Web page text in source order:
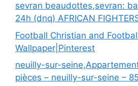
sevran beaudottes,sevran:
24h (dnq) AFRICAN
Football Christian and
Wallpaper|Pinterest
neuilly-sur-
pièces – neuilly-sur-seine –